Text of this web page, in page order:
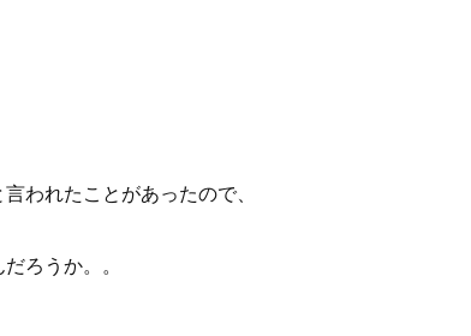
われたことがあったので、
ろうか。。